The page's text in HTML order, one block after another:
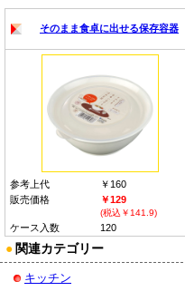
そのまま食卓に出せる保存容器
参考上代
￥160
販売価格
￥129
(税込￥141.9)
ケース入数 120
● 関連カテゴリー
キッチン